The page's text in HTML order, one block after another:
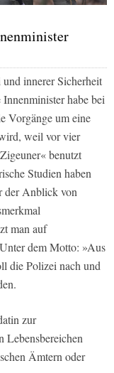
innerer Sicherheit
habe bei
Vorgänge um eine
weil vor vier
benutzt
Studien haben
der Anblick von
man auf
nter dem Motto: »Aus
die Polizei nach und
.
zur
Lebensbereichen
Ämtern oder